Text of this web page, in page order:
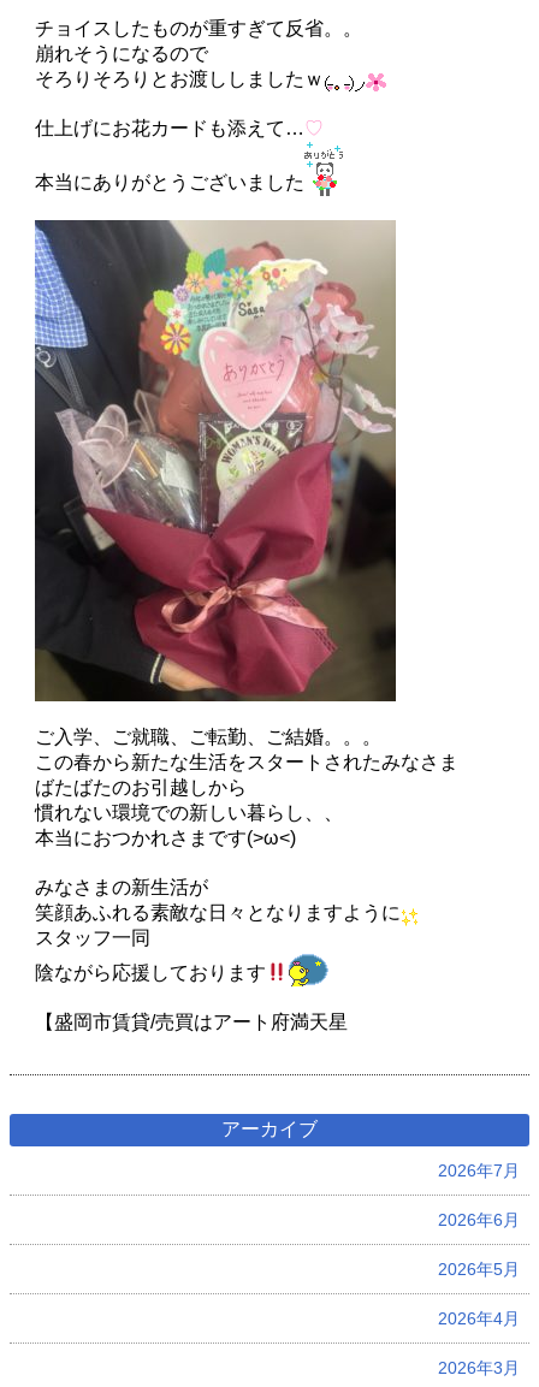
チョイスしたものが重すぎて反省。。
崩れそうになるので
そろりそろりとお渡ししましたｗ
仕上げにお花カードも添えて…♡
本当にありがとうございました
ご入学、ご就職、ご転勤、ご結婚。。。
この春から新たな生活をスタートされたみなさま
ばたばたのお引越しから
慣れない環境での新しい暮らし、、
本当におつかれさまです(>ω<)
みなさまの新生活が
笑顔あふれる素敵な日々となりますように
スタッフ一同
陰ながら応援しております
【盛岡市賃貸/売買はアート府満天星
アーカイブ
2026年7月
2026年6月
2026年5月
2026年4月
2026年3月